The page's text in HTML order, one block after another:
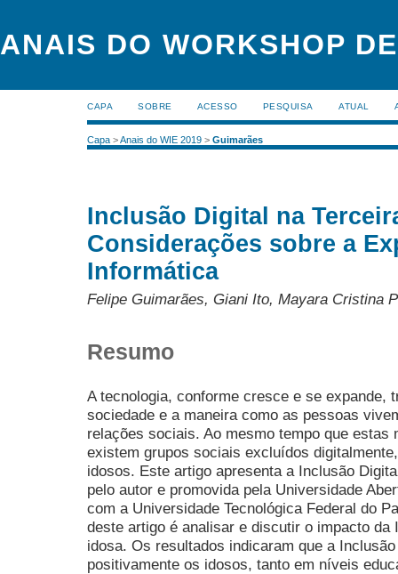
ANAIS DO WORKSHOP
CAPA SOBRE ACESSO PESQUISA ATUAL
Capa >Anais do WIE 2019 > Guimarães
Inclusão Digital na
Considerações sobre a
Informática
Felipe Guimarães, Giani Ito, Mayara Cristina
Resumo
A tecnologia, conforme cresce e se expande,
sociedade e a maneira como as pessoas
relações sociais. Ao mesmo tempo que estas
existem grupos sociais excluídos
idosos. Este artigo apresenta a Inclusão
pelo autor e promovida pela Universidade
com a Universidade Tecnológica Federal do
deste artigo é analisar e discutir o impacto
idosa. Os resultados indicaram que a
positivamente os idosos, tanto em níveis